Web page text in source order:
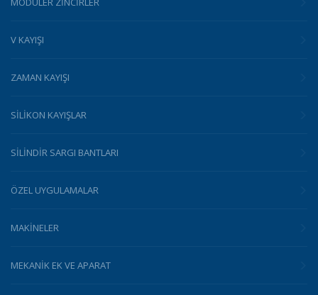
V KAYIŞI
ZAMAN KAYIŞI
SILIKON KAYIŞLAR
SILINDIR SARGI BANTLARI
ÖZEL UYGULAMALAR
MAKINELER
MEKANIK EK VE APARAT